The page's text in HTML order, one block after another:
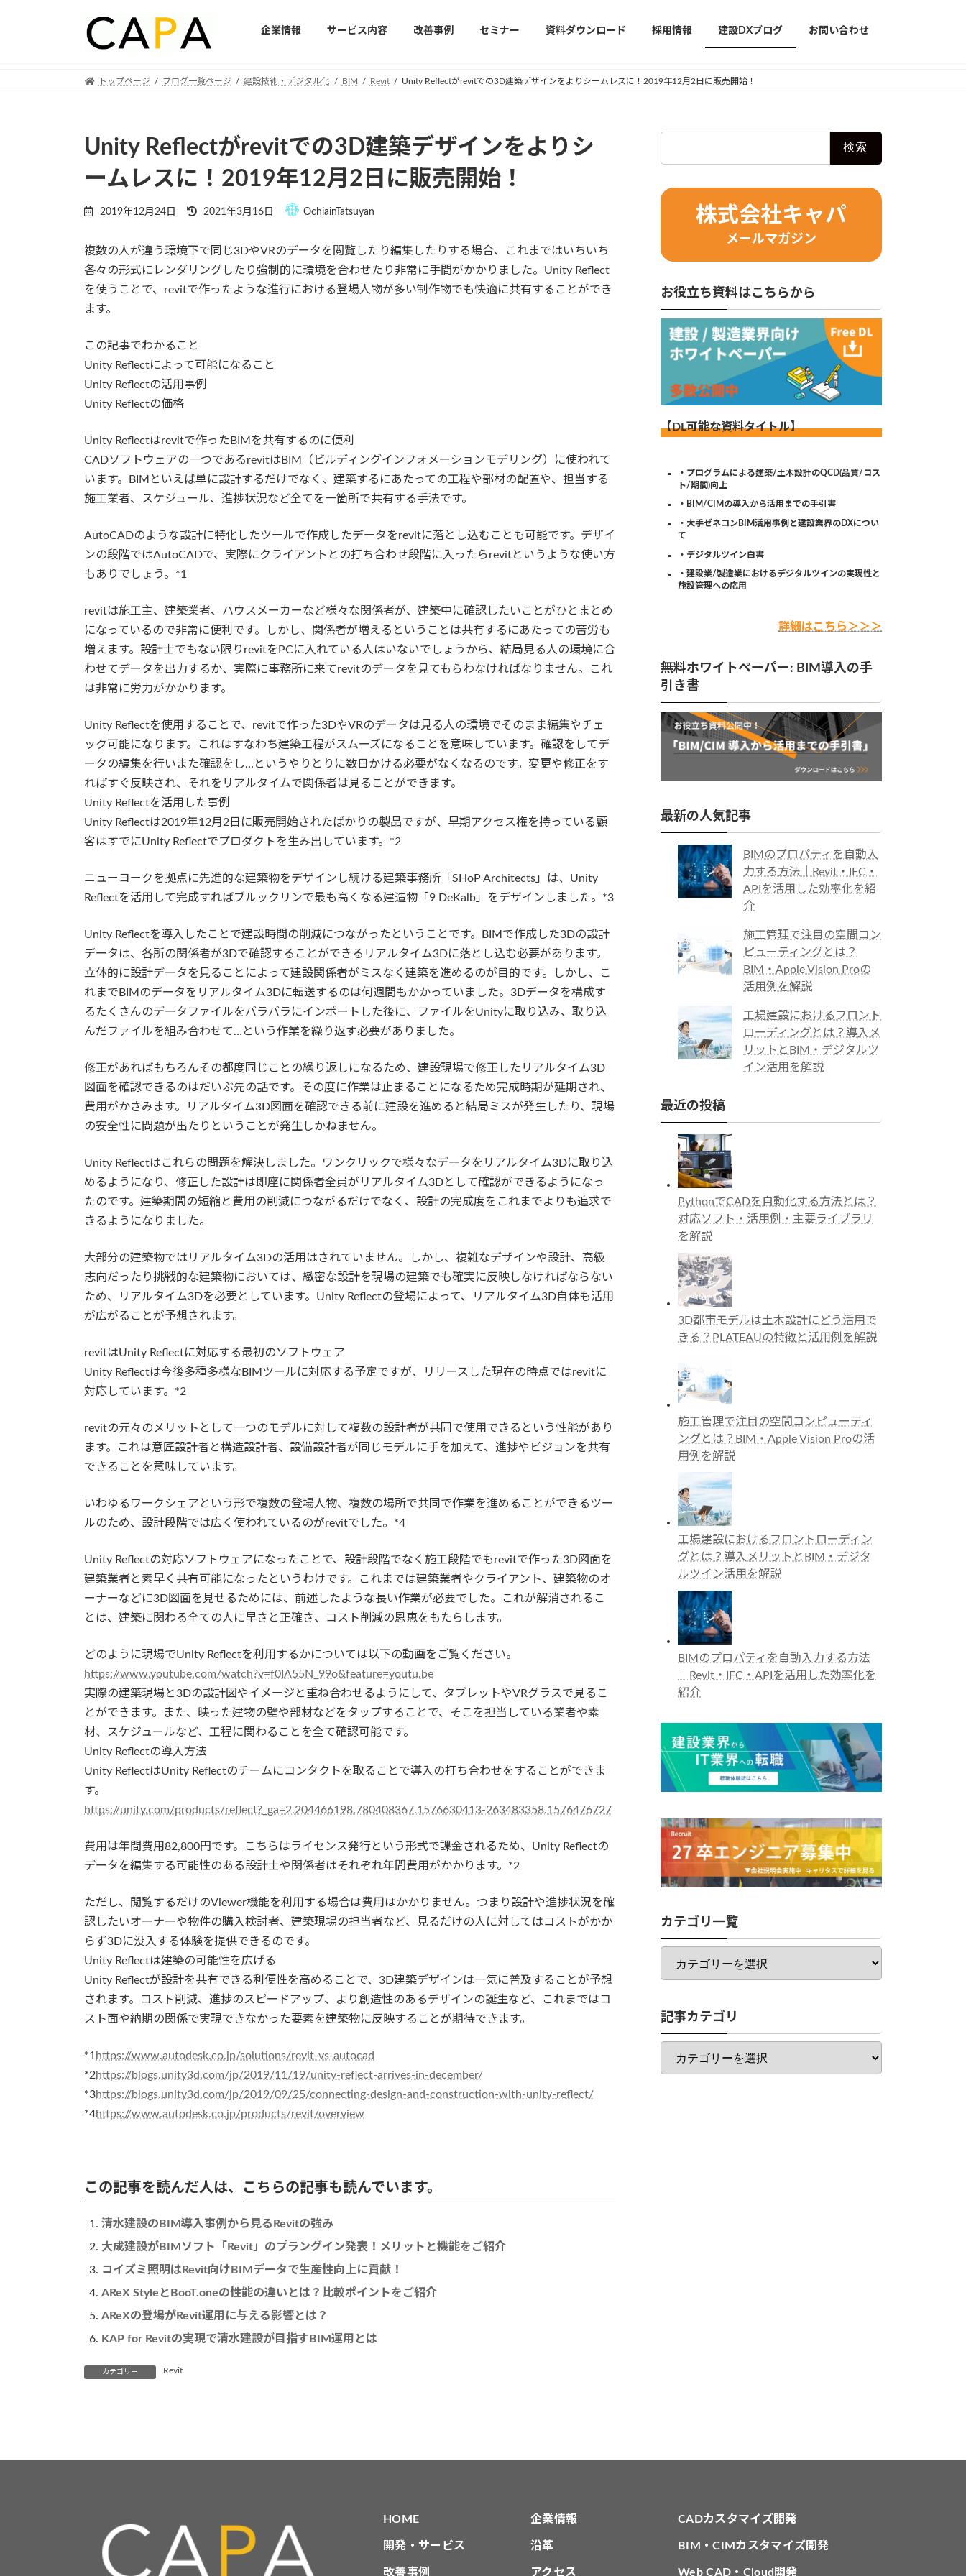
企業情報 サービス内容 改善事例 セミナー 資料ダウンロード 採用情報 建設DXブログ お問い合わせ
トップページ ブログ一覧ページ 建設技術・デジタル化 BIM Revit Unity Reflectがrevitでの3D建築デザインをよりシームレスに！2019年12月2日に販売開始！
Unity Reflectがrevitでの3D建築デザインをよりシ
ームレスに！2019年12月2日に販売開始！
2019年12月24日
Last
updated
2021年3月16日 OchiainTatsuyan
複数の人が違う環境下で同じ3DやVRのデータを閲覧したり編集したりする場合、これまではいちいち
各々の形式にレンダリングしたり強制的に環境を合わせたり非常に手間がかかりました。Unity Reflect
を使うことで、revitで作ったような進行における登場人物が多い制作物でも快適に共有することができ
ます。
この記事でわかること
Unity Reflectによって可能になること
Unity Reflectの活用事例
Unity Reflectの価格
Unity Reflectはrevitで作ったBIMを共有するのに便利
CADソフトウェアの一つであるrevitはBIM（ビルディングインフォメーションモデリング）に使われて
います。BIMといえば単に設計するだけでなく、建築するにあたっての工程や部材の配置や、担当する
施工業者、スケジュール、進捗状況など全てを一箇所で共有する手法です。
AutoCADのような設計に特化したツールで作成したデータをrevitに落とし込むことも可能です。デザイ
ンの段階ではAutoCADで、実際にクライアントとの打ち合わせ段階に入ったらrevitというような使い方
もありでしょう。*1
revitは施工主、建築業者、ハウスメーカーなど様々な関係者が、建築中に確認したいことがひとまとめ
になっているので非常に便利です。しかし、関係者が増えるということは共有するにあたっての苦労も
増えます。設計士でもない限りrevitをPCに入れている人はいないでしょうから、結局見る人の環境に合
わせてデータを出力するか、実際に事務所に来てrevitのデータを見てもらわなければなりません。これ
は非常に労力がかかります。
Unity Reflectを使用することで、revitで作った3DやVRのデータは見る人の環境でそのまま編集やチェ
ック可能になります。これはすなわち建築工程がスムーズになることを意味しています。確認をしてデ
ータの編集を行いまた確認をし…というやりとりに数日かける必要がなくなるのです。変更や修正をす
ればすぐ反映され、それをリアルタイムで関係者は見ることができます。
Unity Reflectを活用した事例
Unity Reflectは2019年12月2日に販売開始されたばかりの製品ですが、早期アクセス権を持っている顧
客はすでにUnity Reflectでプロダクトを生み出しています。*2
ニューヨークを拠点に先進的な建築物をデザインし続ける建築事務所「SHoP Architects」は、Unity
Reflectを活用して完成すればブルックリンで最も高くなる建造物「9 DeKalb」をデザインしました。*3
Unity Reflectを導入したことで建設時間の削減につながったということです。BIMで作成した3Dの設計
データは、各所の関係者が3Dで確認することができるリアルタイム3Dに落とし込む必要があります。
立体的に設計データを見ることによって建設関係者がミスなく建築を進めるのが目的です。しかし、こ
れまでBIMのデータをリアルタイム3Dに転送するのは何週間もかかっていました。3Dデータを構成す
るたくさんのデータファイルをバラバラにインポートした後に、ファイルをUnityに取り込み、取り込
んだファイルを組み合わせて…という作業を繰り返す必要がありました。
修正があればもちろんその都度同じことの繰り返しになるため、建設現場で修正したリアルタイム3D
図面を確認できるのはだいぶ先の話です。その度に作業は止まることになるため完成時期が延期され、
費用がかさみます。リアルタイム3D図面を確認できる前に建設を進めると結局ミスが発生したり、現場
の安全性に問題が出たりということが発生しかねません。
Unity Reflectはこれらの問題を解決しました。ワンクリックで様々なデータをリアルタイム3Dに取り込
めるようになり、修正した設計は即座に関係者全員がリアルタイム3Dとして確認ができるようになっ
たのです。建築期間の短縮と費用の削減につながるだけでなく、設計の完成度をこれまでよりも追求で
きるようになりました。
大部分の建築物ではリアルタイム3Dの活用はされていません。しかし、複雑なデザインや設計、高級
志向だったり挑戦的な建築物においては、緻密な設計を現場の建築でも確実に反映しなければならない
ため、リアルタイム3Dを必要としています。Unity Reflectの登場によって、リアルタイム3D自体も活用
が広がることが予想されます。
revitはUnity Reflectに対応する最初のソフトウェア
Unity Reflectは今後多種多様なBIMツールに対応する予定ですが、リリースした現在の時点ではrevitに
対応しています。*2
revitの元々のメリットとして一つのモデルに対して複数の設計者が共同で使用できるという性能があり
ます。これは意匠設計者と構造設計者、設備設計者が同じモデルに手を加えて、進捗やビジョンを共有
できることを意味しています。
いわゆるワークシェアという形で複数の登場人物、複数の場所で共同で作業を進めることができるツー
ルのため、設計段階では広く使われているのがrevitでした。*4
Unity Reflectの対応ソフトウェアになったことで、設計段階でなく施工段階でもrevitで作った3D図面を
建築業者と素早く共有可能になったというわけです。これまでは建築業者やクライアント、建築物のオ
ーナーなどに3D図面を見せるためには、前述したような長い作業が必要でした。これが解消されるこ
とは、建築に関わる全ての人に早さと正確さ、コスト削減の恩恵をもたらします。
どのように現場でUnity Reflectを利用するかについては以下の動画をご覧ください。
https://www.youtube.com/watch?v=f0IA55N_99o&feature=youtu.be
実際の建築現場と3Dの設計図やイメージと重ね合わせるようにして、タブレットやVRグラスで見るこ
とができます。また、映った建物の壁や部材などをタップすることで、そこを担当している業者や素
材、スケジュールなど、工程に関わることを全て確認可能です。
Unity Reflectの導入方法
Unity ReflectはUnity Reflectのチームにコンタクトを取ることで導入の打ち合わせをすることができま
す。
https://unity.com/products/reflect?_ga=2.204466198.780408367.1576630413-263483358.1576476727
費用は年間費用82,800円です。こちらはライセンス発行という形式で課金されるため、Unity Reflectの
データを編集する可能性のある設計士や関係者はそれぞれ年間費用がかかります。*2
ただし、閲覧するだけのViewer機能を利用する場合は費用はかかりません。つまり設計や進捗状況を確
認したいオーナーや物件の購入検討者、建築現場の担当者など、見るだけの人に対してはコストがかか
らず3Dに没入する体験を提供できるのです。
Unity Reflectは建築の可能性を広げる
Unity Reflectが設計を共有できる利便性を高めることで、3D建築デザインは一気に普及することが予想
されます。コスト削減、進捗のスピードアップ、より創造性のあるデザインの誕生など、これまではコ
スト面や納期の関係で実現できなかった要素を建築物に反映することが期待できます。
*1 https://www.autodesk.co.jp/solutions/revit-vs-autocad
*2https://blogs.unity3d.com/jp/2019/11/19/unity-reflect-arrives-in-december/
*3https://blogs.unity3d.com/jp/2019/09/25/connecting-design-and-construction-with-unity-reflect/
*4https://www.autodesk.co.jp/products/revit/overview
この記事を読んだ人は、こちらの記事も読んでいます。
清水建設のBIM導入事例から見るRevitの強み
大成建設がBIMソフト「Revit」のプラングイン発表！メリットと機能をご紹介
コイズミ照明はRevit向けBIMデータで生産性向上に貢献！
AReX StyleとBooT.oneの性能の違いとは？比較ポイントをご紹介
AReXの登場がRevit運用に与える影響とは？
KAP for Revitの実現で清水建設が目指すBIM運用とは
カテゴリー Revit
株式会社キャパ
メールマガジン
お役立ち資料はこちらから
【DL可能な資料タイトル】
・プログラムによる建築/土木設計のQCD(品質/コス
ト/期間)向上
・BIM/CIMの導入から活用までの手引書
・大手ゼネコンBIM活用事例と建設業界のDXについ
て
・デジタルツイン白書
・建設業/製造業におけるデジタルツインの実現性と
施設管理への応用
詳細はこちら＞＞＞
無料ホワイトペーパー: BIM導入の手
引き書
最新の人気記事
BIMのプロパティを自動入
力する方法｜Revit・IFC・
APIを活用した効率化を紹
介
施工管理で注目の空間コン
ピューティングとは？
BIM・Apple Vision Proの
活用例を解説
工場建設におけるフロント
ローディングとは？導入メ
リットとBIM・デジタルツ
イン活用を解説
最近の投稿
PythonでCADを自動化する方法とは？
対応ソフト・活用例・主要ライブラリ
を解説
3D都市モデルは土木設計にどう活用で
きる？PLATEAUの特徴と活用例を解説
施工管理で注目の空間コンピューティ
ングとは？BIM・Apple Vision Proの活
用例を解説
工場建設におけるフロントローディン
グとは？導入メリットとBIM・デジタ
ルツイン活用を解説
BIMのプロパティを自動入力する方法
｜Revit・IFC・APIを活用した効率化を
紹介
カテゴリ一覧
カ
ゴ
一
覧
記事カテゴリ
記
カ
HOME
開発・サービス
改善事例
企業情報
沿革
アクセス
CADカスタマイズ開発
BIM・CIMカスタマイズ開発
Web CAD・Cloud開発